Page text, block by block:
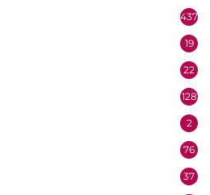
437
19
22
128
2
76
37